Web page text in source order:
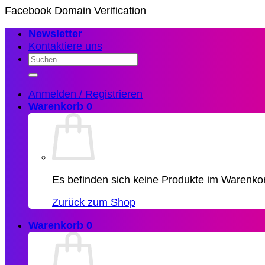
Facebook Domain Verification
Newsletter
Kontaktiere uns
Suchen
Anmelden / Registrieren
Warenkorb 0
Es befinden sich keine Produkte im
Zurück zum Shop
Warenkorb 0